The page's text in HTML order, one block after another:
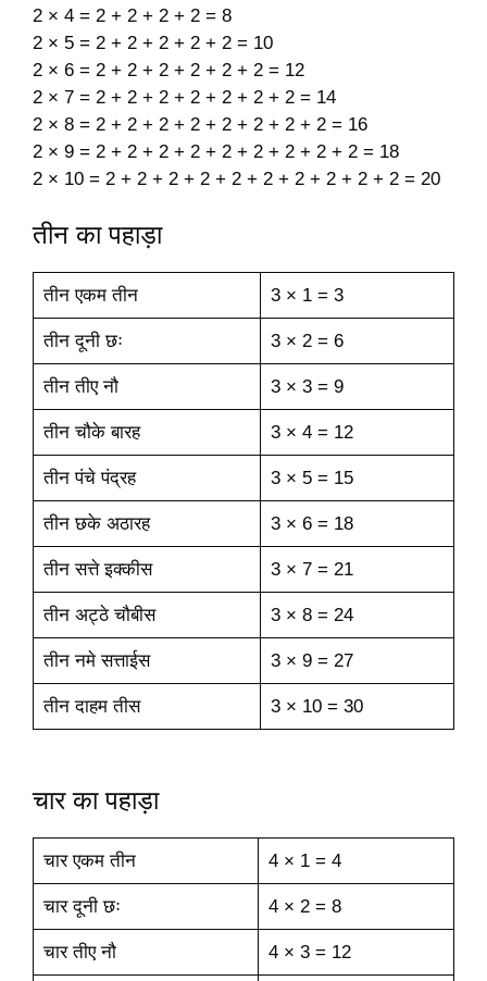
2 × 4 = 2 + 2 + 2 + 2 = 8
2 × 5 = 2 + 2 + 2 + 2 + 2 = 10
2 × 6 = 2 + 2 + 2 + 2 + 2 + 2 = 12
2 × 7 = 2 + 2 + 2 + 2 + 2 + 2 + 2 = 14
2 × 8 = 2 + 2 + 2 + 2 + 2 + 2 + 2 + 2 = 16
2 × 9 = 2 + 2 + 2 + 2 + 2 + 2 + 2 + 2 + 2 = 18
2 × 10 = 2 + 2 + 2 + 2 + 2 + 2 + 2 + 2 + 2 + 2 = 20
तीन का पहाड़ा
तीन एकम तीन 3 × 1 = 3
तीन दूनी छः 3 × 2 = 6
तीन तीए नौ 3 × 3 = 9
तीन चौके बारह 3 × 4 = 12
तीन पंचे पंद्रह 3 × 5 = 15
तीन छके अठारह 3 × 6 = 18
तीन सत्ते इक्कीस 3 × 7 = 21
तीन अट्ठे चौबीस 3 × 8 = 24
तीन नमे सत्ताईस 3 × 9 = 27
तीन दाहम तीस 3 × 10 = 30
चार का पहाड़ा
चार एकम तीन 4 × 1 = 4
चार दूनी छः 4 × 2 = 8
चार तीए नौ 4 × 3 = 12